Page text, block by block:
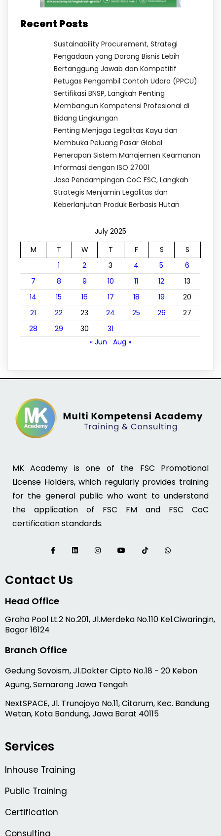
Recent Posts
Sustainability Procurement, Strategi
Pengadaan yang Dorong Bisnis Lebih
Bertanggung Jawab dan Kompetitif
Petugas Pengambil Contoh Udara (PPCU)
Sertifikasi BNSP, Langkah Penting
Membangun Kompetensi Profesional di
Bidang Lingkungan
Penting Menjaga Legalitas Kayu dan
Membuka Peluang Pasar Global
Penerapan Sistem Manajemen Keamanan
Informasi dengan ISO 27001
Jasa Pendampingan CoC FSC, Langkah
Strategis Menjamin Legalitas dan
Keberlanjutan Produk Berbasis Hutan
July 2025
M
T W T F S
S
1
2 3 4 5
6
7
8 9 10 11 12
13
14
15 16 17 18 19
20
21
22 23 24 25 26
27
28
29 30
31
« Jun
Aug »
MK Academy is one of the FSC Promotional
License Holders, which regularly provides training
for the general public who want to understand
the application of FSC FM and FSC CoC
certification standards.
Contact Us
Head Office
Graha Pool Lt.2 No.201, Jl.Merdeka No.110 Kel.Ciwaringin,
Bogor 16124
Branch Office
Gedung Sovoism, Jl.Dokter Cipto No.18 - 20 Kebon
Agung, Semarang Jawa Tengah
NextSPACE, Jl. Trunojoyo No.11, Citarum, Kec. Bandung
Wetan, Kota Bandung, Jawa Barat 40115
Services
Inhouse Training
Public Training
Certification